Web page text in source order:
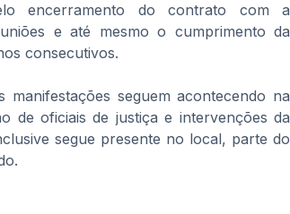
encerramento do contrato com a
e até mesmo o cumprimento da
consecutivos.
seguem acontecendo na
de oficiais de justiça e intervenções da
segue presente no local, parte do